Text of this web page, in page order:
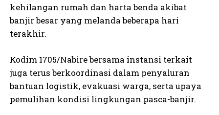
kehilangan rumah dan harta benda akibat
banjir besar yang melanda beberapa hari
terakhir.
Kodim 1705/Nabire bersama instansi terkait
juga terus berkoordinasi dalam penyaluran
bantuan logistik, evakuasi warga, serta upaya
pemulihan kondisi lingkungan pasca-banjir.